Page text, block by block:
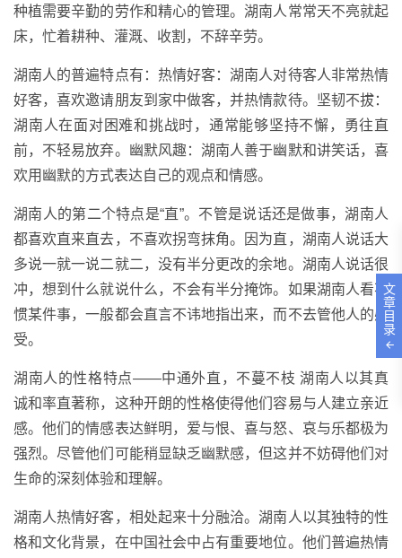
种植需要辛勤的劳作和精心的管理。湖南人常常天不亮就起
床，忙着耕种、灌溉、收割，不辞辛劳。
湖南人的普遍特点有：热情好客：湖南人对待客人非常热情
好客，喜欢邀请朋友到家中做客，并热情款待。坚韧不拔：
湖南人在面对困难和挑战时，通常能够坚持不懈，勇往直
前，不轻易放弃。幽默风趣：湖南人善于幽默和讲笑话，喜
欢用幽默的方式表达自己的观点和情感。
湖南人的第二个特点是“直”。不管是说话还是做事，湖南人
都喜欢直来直去，不喜欢拐弯抹角。因为直，湖南人说话大
多说一就一说二就二，没有半分更改的余地。湖南人说话很
冲，想到什么就说什么，不会有半分掩饰。如果湖南人看不
惯某件事，一般都会直言不讳地指出来，而不去管他人的感
受。
湖南人的性格特点——中通外直，不蔓不枝 湖南人以其真
诚和率直著称，这种开朗的性格使得他们容易与人建立亲近
感。他们的情感表达鲜明，爱与恨、喜与怒、哀与乐都极为
强烈。尽管他们可能稍显缺乏幽默感，但这并不妨碍他们对
生命的深刻体验和理解。
湖南人热情好客，相处起来十分融洽。湖南人以其独特的性
格和文化背景，在中国社会中占有重要地位。他们普遍热情
文
章
目
录